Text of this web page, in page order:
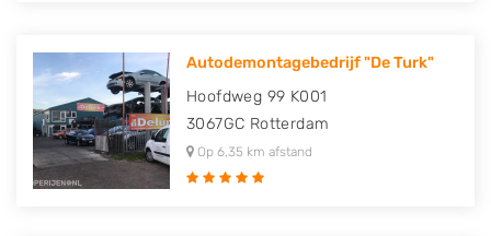
Autodemontagebedrijf "De Turk"
Hoofdweg 99 K001
3067GC Rotterdam
Op 6,35 km afstand